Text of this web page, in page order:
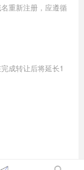
重新注册，应遵循
成转让后将延长1